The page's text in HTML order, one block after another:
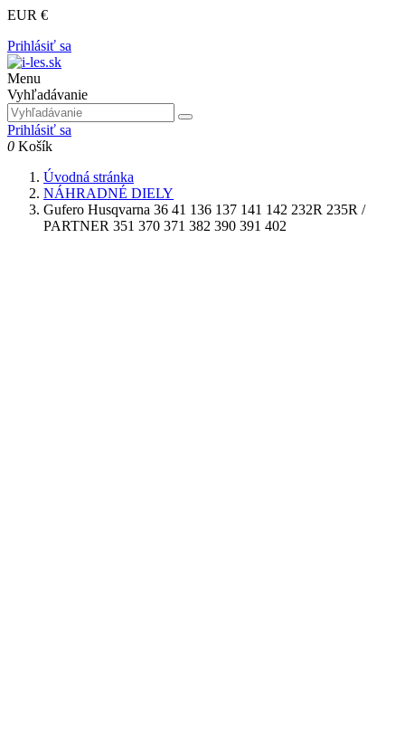
EUR €
Prihlásiť sa
Menu
Vyhľadávanie
Prihlásiť sa
0 Košík
Úvodná stránka
NÁHRADNÉ DIELY
Gufero Husqvarna 36 41 136 137 141 142 232R 235R /
PARTNER 351 370 371 382 390 391 402